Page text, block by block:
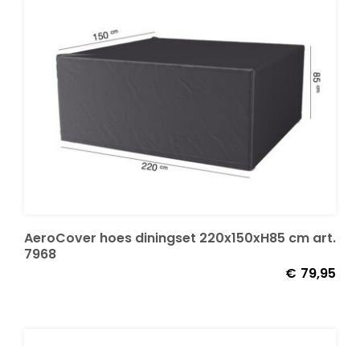
AeroCover hoes diningset 220x150xH85 cm art.
7968
€ 79,95